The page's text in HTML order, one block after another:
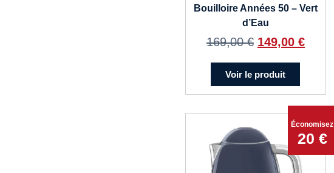
Bouilloire Années 50 – Vert
d’Eau
169,00€ 149,00 €
Voir le produit
Économisez
20 €